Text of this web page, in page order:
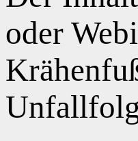
oder